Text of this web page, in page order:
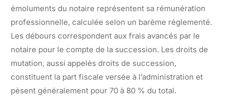
émoluments du notaire représentent sa rémunération
professionnelle, calculée selon un barème réglementé.
Les débours correspondent aux frais avancés par le
notaire pour le compte de la succession. Les droits de
mutation, aussi appelés droits de succession,
constituent la part fiscale versée à l’administration et
pèsent généralement pour 70 à 80 % du total.